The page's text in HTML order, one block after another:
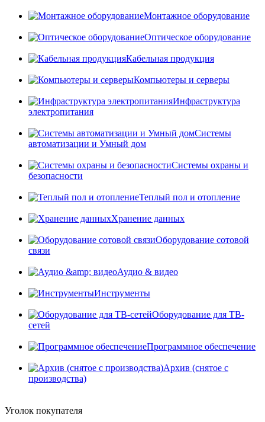
Монтажное оборудование
Оптическое оборудование
Кабельная продукция
Компьютеры и серверы
Инфраструктура
электропитания
Системы
автоматизации и Умный дом
Системы охраны и
безопасности
Теплый пол и отопление
Хранение данных
Оборудование сотовой
связи
Аудио & видео
Инструменты
Оборудование для ТВ-
сетей
Программное обеспечение
Архив (снятое с
производства)
Уголок покупателя